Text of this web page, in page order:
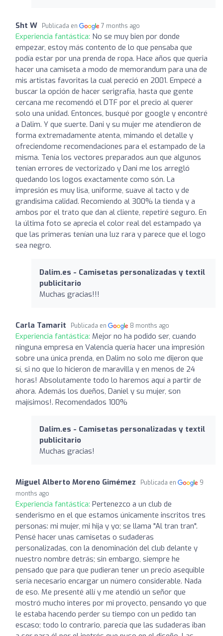
Sht W Publicada en 7 months ago
Experiencia fantástica: No se muy bien por donde
empezar, estoy más contento de lo que pensaba que
podía estar por una prenda de ropa. Hace años que queria
hacer una camiseta a modo de memorandum para una de
mis artistas favoritas la cual pereció en 2001. Empecé a
buscar la opción de hacer serigrafía, hasta que gente
cercana me recomendó el DTF por el precio al querer
solo una unidad. Entonces, busqué por google y encontré
a Dalim. Y que suerte. Dani y su mujer me atendieron de
forma extremadamente atenta, mimando el detalle y
ofreciendome recomendaciones para el estampado de la
misma. Tenía los vectores preparados aun que algunos
tenían errores de vectorizado y Dani me los arregló
quedando los logos exactamente como són. La
impresión es muy lisa, uniforme, suave al tacto y de
grandisima calidad. Recomiendo al 300% la tienda y a
ambos por el trato que dan al cliente, repetiré seguro. En
la última foto se aprecia el color real del estampado ya
que las primeras tenían una luz rara y parece que el logo
sea negro.
Dalim.es - Camisetas personalizadas y textil
publicitario
Muchas gracias!!!
Carla Tamarit Publicada en 8 months ago
Experiencia fantástica: Mejor no ha podido ser, cuando
ninguna empresa en Valencia quería hacer una impresión
sobre una única prenda, en Dalim no solo me dijeron que
sí, si no que lo hicieron de maravilla y en menos de 24
horas! Absolutamente todo lo haremos aquí a partir de
ahora. Además los dueños, Daniel y su mujer, son
majísimos!. Recomendados 100%
Dalim.es - Camisetas personalizadas y textil
publicitario
Muchas gracias!
Miguel Alberto Moreno Gimémez Publicada en
9
months ago
Experiencia fantástica: Pertenezco a un club de
senderismo en el que estamos únicamente inscritos tres
personas: mi mujer, mi hija y yo; se llama "Al tran tran".
Pensé hacer unas camisetas o sudaderas
personalizadas, con la denominación del club delante y
nuestro nombre detrás; sin embargo, siempre he
pensado que para que pudieran tener un precio asequible
sería necesario encargar un número considerable. Nada
de eso. Me presenté allí y me atendió un señor que
mostró mucho interes por mi proyecto, pensando yo que
le estaba hacendo perder su tiempo con un pedido tan
escaso; todo lo contrario, parecía que las sudaderas iban